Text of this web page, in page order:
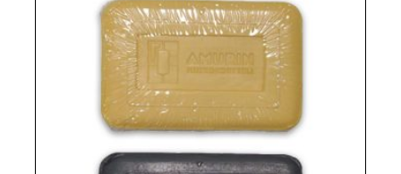
tuotteella